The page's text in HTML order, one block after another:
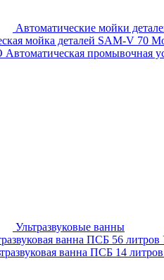
Автоматические мойки
мойка деталей SAM-V 70
Автоматическая промывочная
Ультразвуковые ванны
ванна ПСБ 56 литров
ванна ПСБ 14 литров